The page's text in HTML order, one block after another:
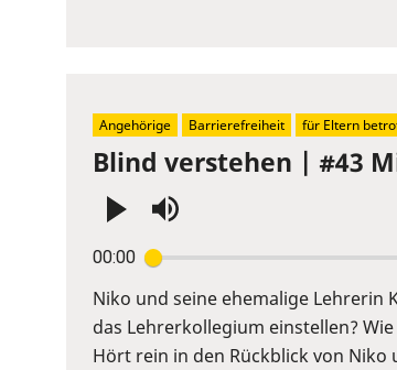
Blind verstehen | #43
00:00
Enter
or
Space
to
Niko und seine ehemalige Lehrerin
das Lehrerkollegium einstellen?
Hört rein in den Rückblick von Niko
Angehörige Barrierefreiheit für Eltern